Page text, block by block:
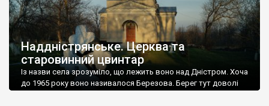
Наддністрянське. Церква та
старовинний цвинтар
Із назви села зрозуміло, що лежить воно над Дністром. Хоча
до 1965 року воно називалося Березова. Берег тут доволі